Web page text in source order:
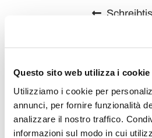
Questo sito web utilizza i cookie
Utilizziamo i cookie per
annunci, per fornire funzionalità
analizzare il nostro traffico.
informazioni sul modo in cui